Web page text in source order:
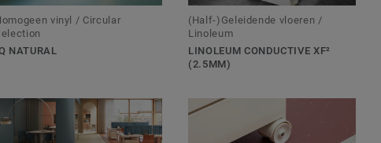
vinyl / Circular
NATURAL
(Half-)Geleidende vloeren /
Linoleum
LINOLEUM CONDUCTIVE XF²
(2.5MM)